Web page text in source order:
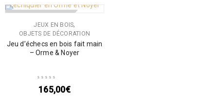
JEUX EN BOIS,
OBJETS DE DÉCORATION
Jeu d’échecs en bois fait main
– Orme & Noyer
165,00€